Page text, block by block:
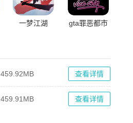
一梦江湖 gta罪恶都市
459.92MB 查看详情
459.91MB 查看详情